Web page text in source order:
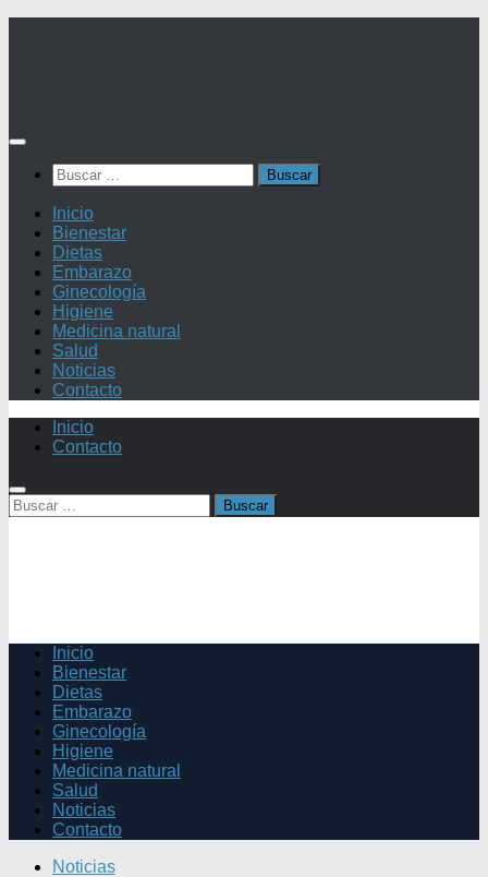
Buscar:
Inicio
Bienestar
Dietas
Embarazo
Ginecología
Higiene
Medicina natural
Salud
Noticias
Contacto
Inicio
Contacto
Buscar:
Inicio
Bienestar
Dietas
Embarazo
Ginecología
Higiene
Medicina natural
Salud
Noticias
Contacto
Noticias